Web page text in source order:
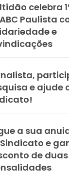
celebra
Paulista
e
e ajude
a sua
e
de duas